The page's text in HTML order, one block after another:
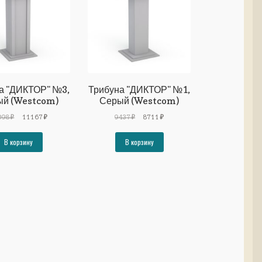
"ДИКТОР" №3,
(Westcom)
₽
Первоначальная
12098₽.
11167₽Текущая
В корзину
Трибуна "ДИКТОР" №1,
Серый (Westcom)
9437₽
Первоначальная
9437₽.
8711₽Текущая
В корзину